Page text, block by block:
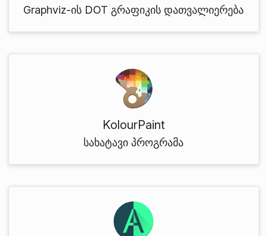
Graphviz-ის DOT გრაფიკის დათვალიერება
KolourPaint
სახატავი პროგრამა